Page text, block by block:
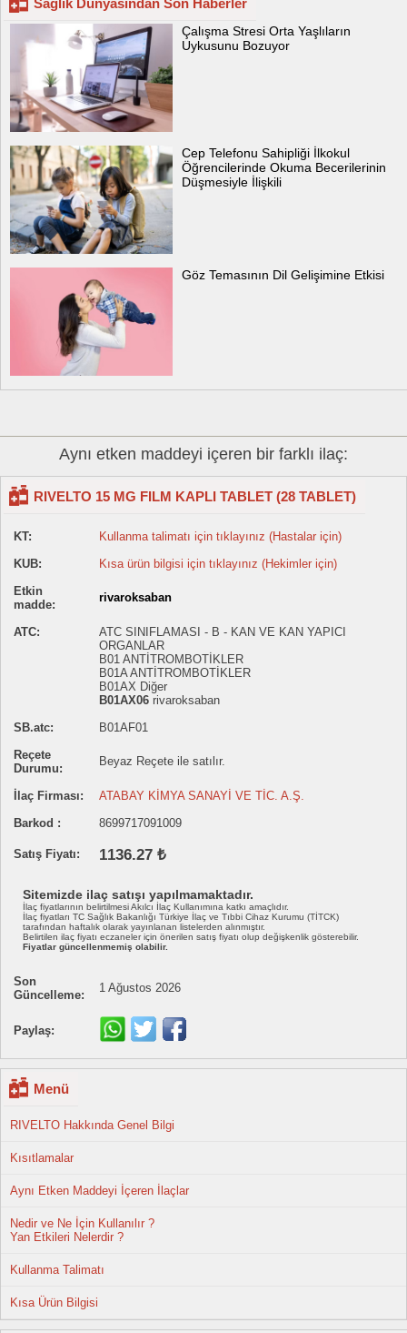
Sağlık Dünyasından Son Haberler
Çalışma Stresi Orta Yaşlıların
Uykusunu Bozuyor
Cep Telefonu Sahipliği İlkokul
Öğrencilerinde Okuma Becerilerinin
Düşmesiyle İlişkili
Göz Temasının Dil Gelişimine Etkisi
Aynı etken maddeyi içeren bir farklı ilaç:
RIVELTO 15 MG FILM KAPLI TABLET (28 TABLET)
KT:
Kullanma talimatı için tıklayınız (Hastalar için)
KUB:
Kısa ürün bilgisi için tıklayınız (Hekimler için)
Etkin
madde:
rivaroksaban
ATC:
ATC SINIFLAMASI - B - KAN VE KAN YAPICI
ORGANLAR
B01 ANTİTROMBOTİKLER
B01A ANTİTROMBOTİKLER
B01AX Diğer
B01AX06 rivaroksaban
SB.atc:
B01AF01
Reçete
Durumu:
Beyaz Reçete ile satılır.
İlaç Firması:
ATABAY KİMYA SANAYİ VE TİC. A.Ş.
Barkod :
8699717091009
Satış Fiyatı: 1136.27 ₺
Sitemizde ilaç satışı yapılmamaktadır.
İlaç fiyatlarının belirtilmesi Akılcı İlaç Kullanımına katkı amaçlıdır.
İlaç fiyatları TC Sağlık Bakanlığı Türkiye İlaç ve Tıbbi Cihaz Kurumu (TİTCK)
tarafından haftalık olarak yayınlanan listelerden alınmıştır.
Belirtilen ilaç fiyatı eczaneler için önerilen satış fiyatı olup değişkenlik gösterebilir.
Fiyatlar güncellenmemiş olabilir.
Son
Güncelleme:
1 Ağustos 2026
Paylaş:
Menü
RIVELTO Hakkında Genel Bilgi
Kısıtlamalar
Aynı Etken Maddeyi İçeren İlaçlar
Nedir ve Ne İçin Kullanılır ?
Yan Etkileri Nelerdir ?
Kullanma Talimatı
Kısa Ürün Bilgisi